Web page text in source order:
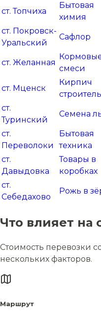
ст. Топчиха
Бытовая
химия
ст. Покровск-
Уральский
Сафлор
ст. Желанная
смеси
ст. Мценск
Кирпич
ст.
Туринский
Семена
ст.
Переволоки
Бытовая
техника
ст.
Давыдовка
Товары в
коробках
ст.
Себедахово
Рожь в
Что влияет на
Стоимость перевозки
нескольких факторов.
Маршрут